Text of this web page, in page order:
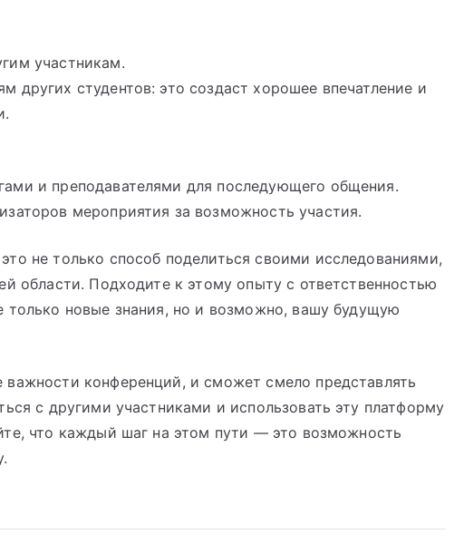
участникам.
других студентов: это создаст хорошее впечатление и
и преподавателями для последующего общения.
мероприятия за возможность участия.
не только способ поделиться своими исследованиями,
области. Подходите к этому опыту с ответственностью
только новые знания, но и возможно, вашу будущую
конференций, и сможет смело представлять
с другими участниками и использовать эту платформу
что каждый шаг на этом пути — это возможность